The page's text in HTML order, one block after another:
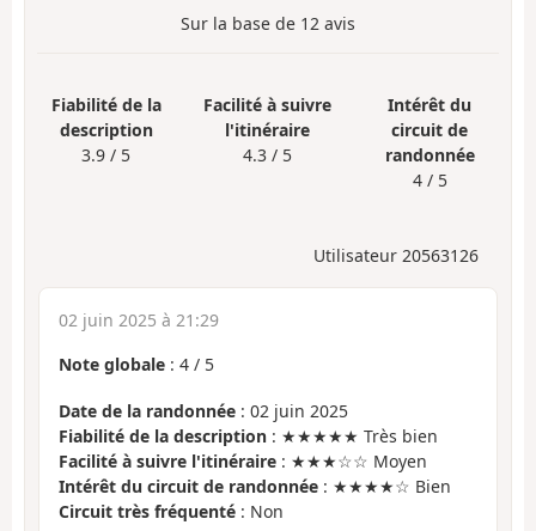
Sur la base de 12 avis
Fiabilité de la
description
3.9 / 5
Facilité à suivre
l'itinéraire
4.3 / 5
Intérêt du
circuit de
randonnée
4 / 5
Utilisateur 20563126
02 juin 2025 à 21:29
Note globale : 4 / 5
Date de la randonnée : 02 juin 2025
Fiabilité de la description : ★★★★★ Très bien
Facilité à suivre l'itinéraire : ★★★☆☆ Moyen
Intérêt du circuit de randonnée : ★★★★☆ Bien
Circuit très fréquenté : Non